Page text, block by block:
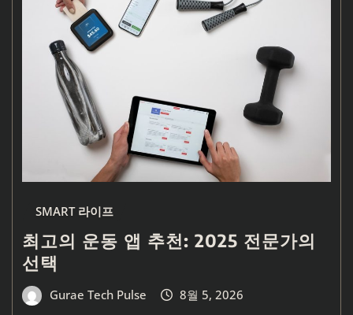
SMART 라이프
최고의 운동 앱 추천: 2025 전문가의
선택
Gurae Tech Pulse 8월 5, 2026